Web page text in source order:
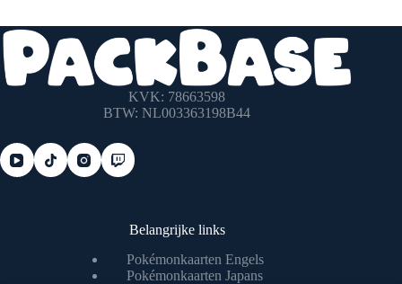
KVK: 78663598
BTW: NL003363198B44
Belangrijke links
Pokémonkaarten Engels
Pokémonkaarten Japans